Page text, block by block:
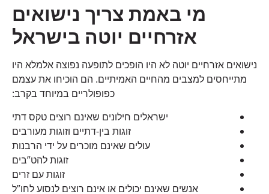
מי באמת צריך נישואים
אזרחיים יוטה בישראל
נישואים אזרחיים יוטה לא היו הופכים לתופעה נפוצה אלמלא היו
מתייחסים למצבים מהחיים האמיתיים. הם הוכיחו את עצמם
כפופולריים במיוחד בקרב:
ישראלים חילונים שאינם רוצים טקס דתי
זוגות בין-דתיים וזוגות מעורבים
עולים שאינם מוכרים על ידי הרבנות
זוגות להט”בים
זוגות עם זרים
אנשים שאינם יכולים או אינם רוצים לנסוע לחו”ל